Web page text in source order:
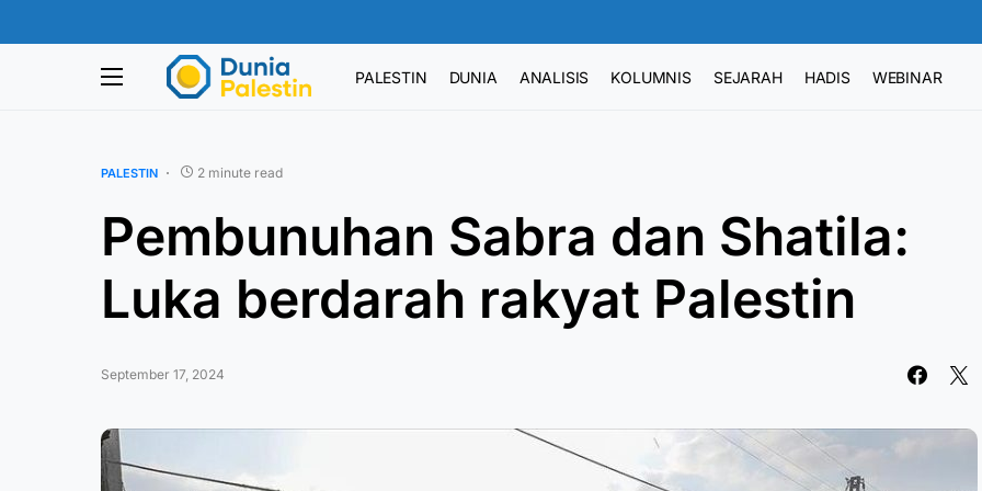
PALESTIN DUNIA ANALISIS KOLUMNIS SEJARAH HADIS WEBINAR
PALESTIN 2 minute read
Pembunuhan Sabra dan Shatila:
Luka berdarah rakyat Palestin
September 17, 2024